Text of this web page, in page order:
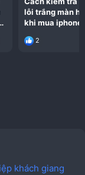
lỗi trắng màn
khi mua iphone
2
khách giang